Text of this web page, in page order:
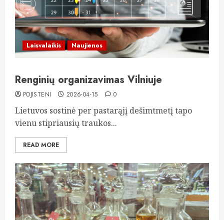
Laisvalaikis Naujienos
Renginių organizavimas Vilniuje
POJISTENI 2026-04-15 0
Lietuvos sostinė per pastarąjį dešimtmetį tapo
vienu stipriausių traukos...
READ MORE